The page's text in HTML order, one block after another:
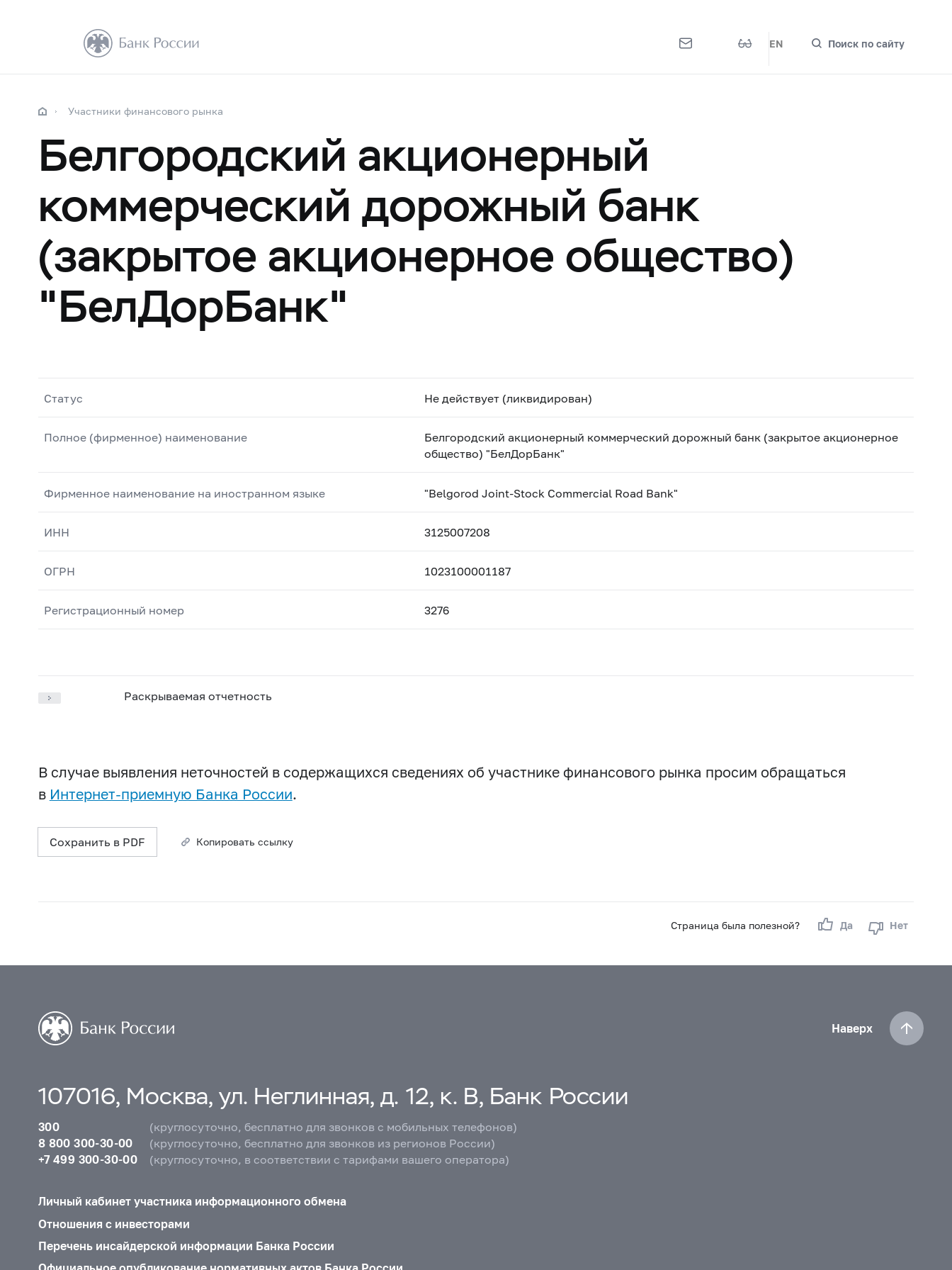
EN Поиск по сайту
Участники финансового рынка
Белгородский акционерный
коммерческий дорожный банк
(закрытое акционерное общество)
"БелДорБанк"
Статус Не действует (ликвидирован)
Полное (фирменное) наименование
Белгородский акционерный коммерческий дорожный банк (закрытое акционерное
общество) "БелДорБанк"
Фирменное наименование на иностранном языке "Belgorod Joint-Stock Commercial Road Bank"
ИНН 3125007208
ОГРН 1023100001187
Регистрационный номер 3276
Раскрываемая отчетность
В случае выявления неточностей в содержащихся сведениях об участнике финансового рынка просим обращаться
в Интернет-приемную Банка России.
Сохранить в PDF Копировать ссылку
Страница была полезной? Да Нет
Наверх
107016, Москва, ул. Неглинная, д. 12, к. В, Банк России
300
(круглосуточно, бесплатно для звонков с мобильных телефонов)
8 800 300-30-00
(круглосуточно, бесплатно для звонков из регионов России)
+7 499 300-30-00
(круглосуточно, в соответствии с тарифами вашего оператора)
Личный кабинет участника информационного обмена
Отношения с инвесторами
Перечень инсайдерской информации Банка России